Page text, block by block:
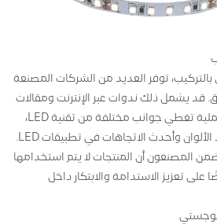
بالتركيب، توفر العديد من الشركات المصنعة
قد يشمل ذلك ندوات عبر الإنترنت ومقالات
متعمقة وجلسات تدريبية عملية تغطي جوانب مختلفة من تقنية LED،
مثل كفاءة الطاقة وتجسيد الألوان وأحدث الاتجاهات في تطبيقات LED.
المصنعون أن المنتجات لا يتم استخدامها
تعزيز الاستدامة والابتكار داخل